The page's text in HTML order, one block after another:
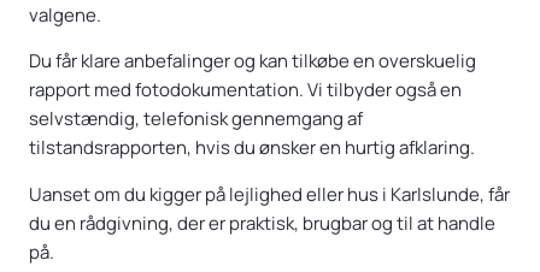
valgene.
Du får klare anbefalinger og kan tilkøbe en overskuelig
rapport med fotodokumentation. Vi tilbyder også en
selvstændig, telefonisk gennemgang af
tilstandsrapporten, hvis du ønsker en hurtig afklaring.
Uanset om du kigger på lejlighed eller hus i Karlslunde, får
du en rådgivning, der er praktisk, brugbar og til at handle
på.